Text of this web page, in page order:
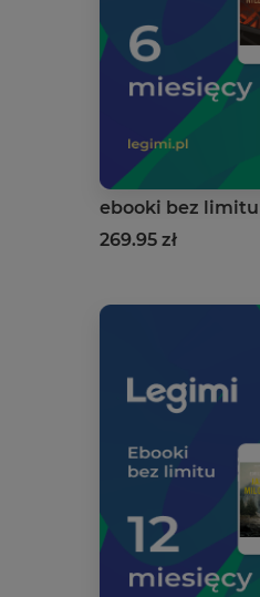
ebooki bez limitu
269.95 zł